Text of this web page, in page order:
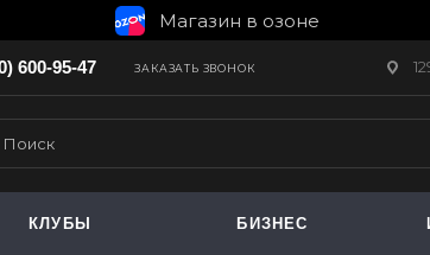
Магазин в озоне
600-95-47 ЗАКАЗАТЬ ЗВОНОК
КЛУБЫ БИЗНЕС